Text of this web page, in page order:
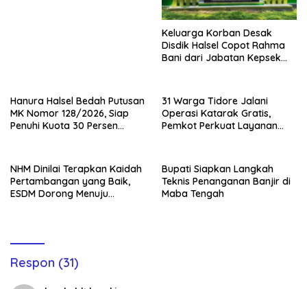
Keluarga Korban Desak
Disdik Halsel Copot Rahma
Bani dari Jabatan Kepsek
Hanura Halsel Bedah Putusan
MK Nomor 128/2026, Siap
Penuhi Kuota 30 Persen
31 Warga Tidore Jalani
Operasi Katarak Gratis,
Pemkot Perkuat Layanan
NHM Dinilai Terapkan Kaidah
Pertambangan yang Baik,
ESDM Dorong Menuju
Bupati Siapkan Langkah
Teknis Penanganan Banjir di
Maba Tengah
Respon (31)